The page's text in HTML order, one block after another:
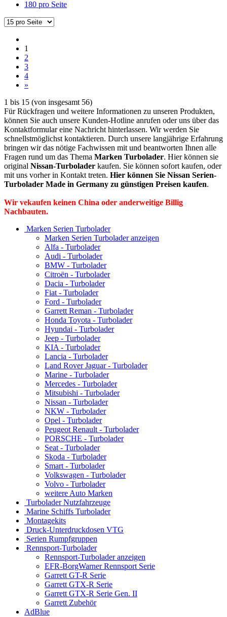
180 pro Seite
1
2
3
4
»
1 bis 15 (von insgesamt 56)
Für Rückfragen und weitere Informationen zu unseren Produkten,
können Sie auch unsere Kunden-Hotline anrufen oder uns über das
Kontaktformular eine Nachricht hinterlassen. Wir werden Sie
schnellstmöglichst kontaktieren. Durch unsere langjährige Erfahrung
bringen wir das nötige Fachwissen mit und beantworten Ihnen alle
Fragen rund um das Thema Marken Turbolader. Hier können sie
original Nissan-Turbolader kaufen. Sie können sofort kaufen, oder
mit uns vorher in Kontakt treten. Hier können Sie Nissan Serien-
Turbolader Made in Germany zu günstigen Preisen kaufen.
Wir vekaufen keinen China oder anderweitige Billig
Nachbauten.
Marken Serien Turbolader
Marken Serien Turbolader anzeigen
Alfa - Turbolader
Audi - Turbolader
BMW - Turbolader
Citroën - Turbolader
Dacia - Turbolader
Fiat - Turbolader
Ford - Turbolader
Garrett Reman - Turbolader
Honda Toyota - Turbolader
Hyundai - Turbolader
Jeep - Turbolader
KIA - Turbolader
Lancia - Turbolader
Land Rover Jaguar - Turbolader
Marine - Turbolader
Mercedes - Turbolader
Mitsubishi - Turbolader
Nissan - Turbolader
NKW - Turbolader
Opel - Turbolader
Peugeot Renault - Turbolader
PORSCHE - Turbolader
Seat - Turbolader
Skoda - Turbolader
Smart - Turbolader
Volkswagen - Turbolader
Volvo - Turbolader
weitere Auto Marken
Turbolader Nutzfahrzeuge
Marine Schiffs Turbolader
Montagekits
Druck-Unterdruckdosen VTG
Serien Rumpfgruppen
Rennsport-Turbolader
Rennsport-Turbolader anzeigen
EFR-BorgWarner Rennsport Serie
Garrett GT-R Serie
Garrett GTX-R Serie
Garrett GTX-R Serie Gen. II
Garrett Zubehör
AdBlue